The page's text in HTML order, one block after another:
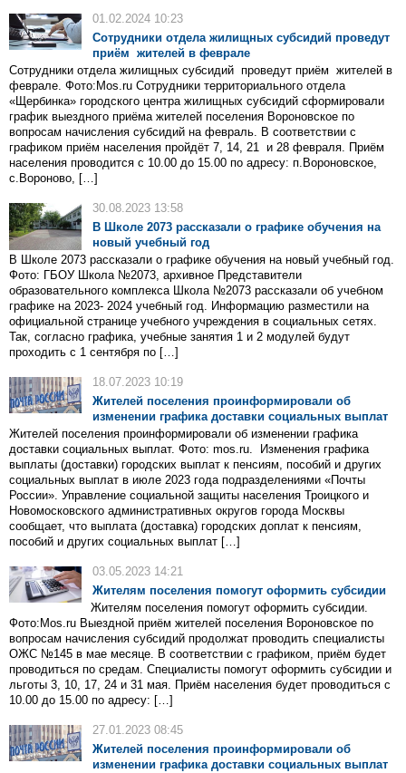
01.02.2024 10:23
Сотрудники отдела жилищных субсидий проведут
приём жителей в феврале
Сотрудники отдела жилищных субсидий проведут приём жителей в
феврале. Фото:Mos.ru Сотрудники территориального отдела
«Щербинка» городского центра жилищных субсидий сформировали
график выездного приёма жителей поселения Вороновское по
вопросам начисления субсидий на февраль. В соответствии с
графиком приём населения пройдёт 7, 14, 21 и 28 февраля. Приём
населения проводится с 10.00 до 15.00 по адресу: п.Вороновское,
с.Вороново, […]
30.08.2023 13:58
В Школе 2073 рассказали о графике обучения на
новый учебный год
В Школе 2073 рассказали о графике обучения на новый учебный год.
Фото: ГБОУ Школа №2073, архивное Представители
образовательного комплекса Школа №2073 рассказали об учебном
графике на 2023- 2024 учебный год. Информацию разместили на
официальной странице учебного учреждения в социальных сетях.
Так, согласно графика, учебные занятия 1 и 2 модулей будут
проходить с 1 сентября по […]
18.07.2023 10:19
Жителей поселения проинформировали об
изменении графика доставки социальных выплат
Жителей поселения проинформировали об изменении графика
доставки социальных выплат. Фото: mos.ru. Изменения графика
выплаты (доставки) городских выплат к пенсиям, пособий и других
социальных выплат в июле 2023 года подразделениями «Почты
России». Управление социальной защиты населения Троицкого и
Новомосковского административных округов города Москвы
сообщает, что выплата (доставка) городских доплат к пенсиям,
пособий и других социальных выплат […]
03.05.2023 14:21
Жителям поселения помогут оформить субсидии
Жителям поселения помогут оформить субсидии.
Фото:Mos.ru Выездной приём жителей поселения Вороновское по
вопросам начисления субсидий продолжат проводить специалисты
ОЖС №145 в мае месяце. В соответствии с графиком, приём будет
проводиться по средам. Специалисты помогут оформить субсидии и
льготы 3, 10, 17, 24 и 31 мая. Приём населения будет проводиться с
10.00 до 15.00 по адресу: […]
27.01.2023 08:45
Жителей поселения проинформировали об
изменении графика доставки социальных выплат